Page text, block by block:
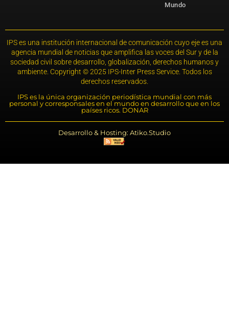
Mundo
IPS es una institución internacional de comunicación cuyo eje es una
agencia mundial de noticias que amplifica las voces del Sur y de la
sociedad civil sobre desarrollo, globalización, derechos humanos y
ambiente. Copyright © 2025 IPS-Inter Press Service. Todos los
derechos reservados.
IPS es la única organización periodística mundial con más
personal y corresponsales en el mundo en desarrollo que en los
países ricos. DONAR
Desarrollo & Hosting: Atiko.Studio